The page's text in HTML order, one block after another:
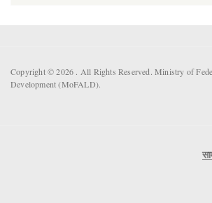
Copyright © 2026 . All Rights Reserved. Ministry of
Development (MoFALD).